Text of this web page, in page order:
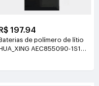
R$ 197.94
Baterias de polímero de lítio
HUA_XING AEC855090-1S1P